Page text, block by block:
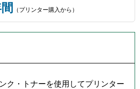
（プリンター購入から）
ク・トナーを使用してプリンター